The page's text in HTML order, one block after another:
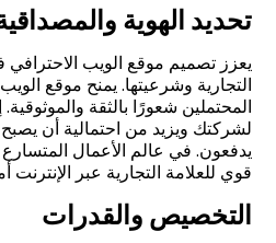
تحديد الهوية
يعزز تصميم موقع الويب الاحترافي
التجارية وشرعيتها. يمنح موقع
المحتملين شعورًا بالثقة
لشركتك ويزيد من احتمالية أن
يدفعون. في عالم الأعمال
قوي للعلامة التجارية عبر الإنترنت
التخصيص والقدرات